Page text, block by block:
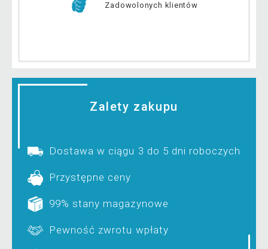
Zadowolonych klientów
Zalety zakupu
Dostawa w ciągu 3 do 5 dni roboczych
Przystępne ceny
99% stany magazynowe
Pewność zwrotu wpłaty